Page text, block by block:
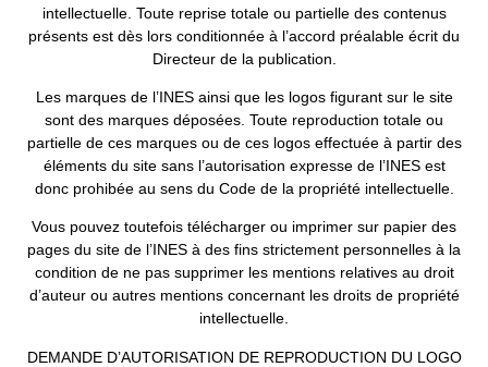
intellectuelle. Toute reprise totale ou partielle des contenus
présents est dès lors conditionnée à l’accord préalable écrit du
Directeur de la publication.
Les marques de l’INES ainsi que les logos figurant sur le site
sont des marques déposées. Toute reproduction totale ou
partielle de ces marques ou de ces logos effectuée à partir des
éléments du site sans l’autorisation expresse de l’INES est
donc prohibée au sens du Code de la propriété intellectuelle.
Vous pouvez toutefois télécharger ou imprimer sur papier des
pages du site de l’INES à des fins strictement personnelles à la
condition de ne pas supprimer les mentions relatives au droit
d’auteur ou autres mentions concernant les droits de propriété
intellectuelle.
DEMANDE D’AUTORISATION DE REPRODUCTION DU LOGO